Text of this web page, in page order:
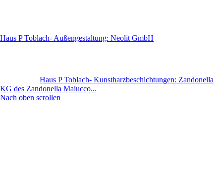
Haus P Toblach- Außengestaltung: Neolit GmbH
Haus P Toblach- Kunstharzbeschichtungen: Zandonella
KG des Zandonella Maiucco...
Nach oben scrollen